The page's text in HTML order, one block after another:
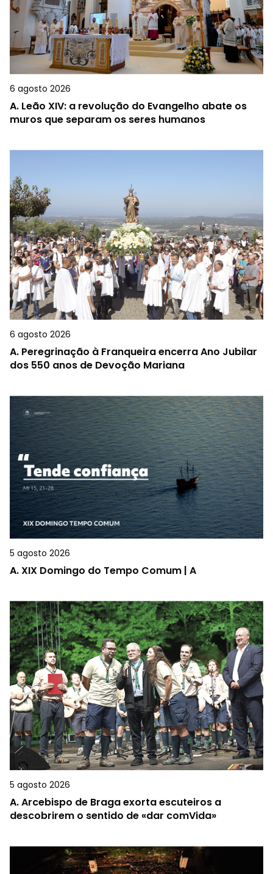
6 agosto 2026
A. Leão XIV: a revolução do Evangelho abate os
muros que separam os seres humanos
6 agosto 2026
A. Peregrinação à Franqueira encerra Ano Jubilar
dos 550 anos de Devoção Mariana
5 agosto 2026
A.XIX Domingo do Tempo Comum | A
5 agosto 2026
A.Arcebispo de Braga exorta escuteiros a
descobrirem o sentido de «dar comVida»